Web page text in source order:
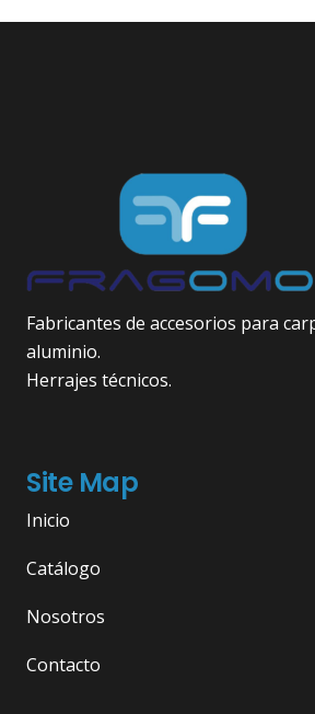
Fabricantes de accesorios para
aluminio.
Herrajes técnicos.
Site Map
Inicio
Catálogo
Nosotros
Contacto